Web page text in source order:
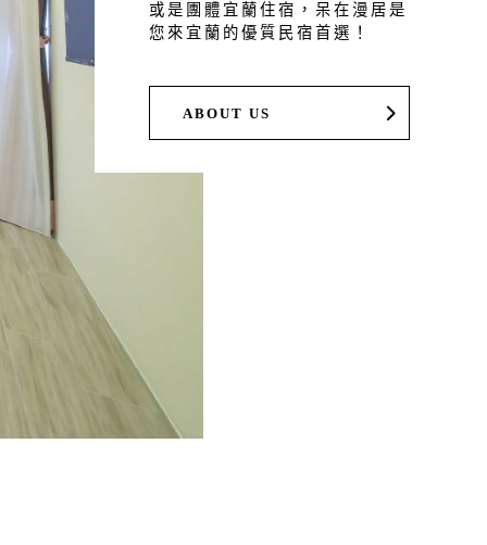
或是團體宜蘭住宿，呆在漫居是
您來宜蘭的優質民宿首選！
ABOUT US